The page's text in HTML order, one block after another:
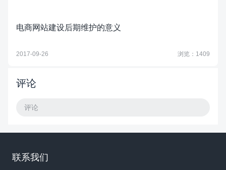
电商网站建设后期维护的意义
2017-09-26 浏览：1409
评论
评论
联系我们